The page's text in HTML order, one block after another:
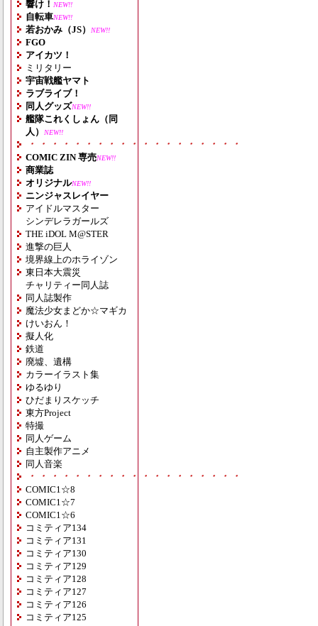
響け！ NEW!!
自転車NEW!!
若おかみ（JS） NEW!!
FGO
アイカツ！
ミリタリー
宇宙戦艦ヤマト
ラブライブ！
同人グッズNEW!!
艦隊これくしょん（同
人）
NEW!!
・・・・・・・・・・・・・・・・・・・
COMIC ZIN 専売NEW!!
商業誌
オリジナルNEW!!
ニンジャスレイヤー
アイドルマスター
シンデレラガールズ
THE iDOL M@STER
進撃の巨人
境界線上のホライゾン
東日本大震災
チャリティー同人誌
同人誌製作
魔法少女まどか☆マギカ
けいおん！
擬人化
鉄道
廃墟、遺構
カラーイラスト集
ゆるゆり
ひだまりスケッチ
東方Project
特撮
同人ゲーム
自主製作アニメ
同人音楽
・・・・・・・・・・・・・・・・・・・
COMIC1☆8
COMIC1☆7
COMIC1☆6
コミティア134
コミティア131
コミティア130
コミティア129
コミティア128
コミティア127
コミティア126
コミティア125